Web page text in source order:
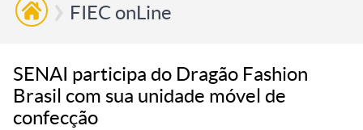
FIEC onLine
SENAI participa do Dragão Fashion
Brasil com sua unidade móvel de
confecção